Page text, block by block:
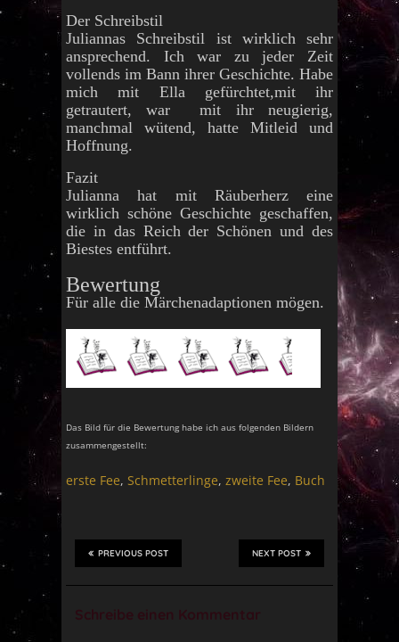
Der Schreibstil
Juliannas Schreibstil ist wirklich sehr
ansprechend. Ich war zu jeder Zeit
vollends im Bann ihrer Geschichte. Habe
mich mit Ella gefürchtet,mit ihr
getrautert, war mit ihr neugierig,
manchmal wütend, hatte Mitleid und
Hoffnung.
Fazit
Julianna hat mit Räuberherz eine
wirklich schöne Geschichte geschaffen,
die in das Reich der Schönen und des
Biestes entführt.
Bewertung
Für alle die Märchenadaptionen mögen.
Das Bild für die Bewertung habe ich aus folgenden Bildern
zusammengestellt:
erste Fee, Schmetterlinge, zweite Fee, Buch
NEXT POST
PREVIOUS POST